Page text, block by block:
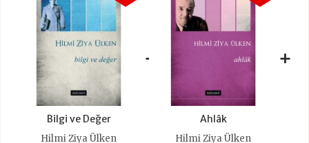
Bilgi ve Değer
Hilmi Ziya Ülken
+
Ahlâk
Hilmi Ziya Ülken
+